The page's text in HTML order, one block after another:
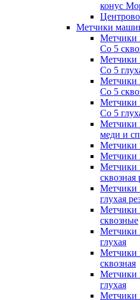
конус
Метчики
Метчики
Co 5
Метчики
Co 5
Метчики
Co 5
Метчики
Co 5
меди и
Метчики
Метчики
Метчики
сквозная
Метчики
глухая
Метчики
сквозные
Метчики
глухая
Метчики
сквозная
Метчики
глухая
Метчики